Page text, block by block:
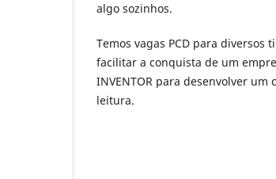
algo sozinhos.
Temos vagas PCD para
facilitar a conquista de um
INVENTOR para desenvolver
leitura.